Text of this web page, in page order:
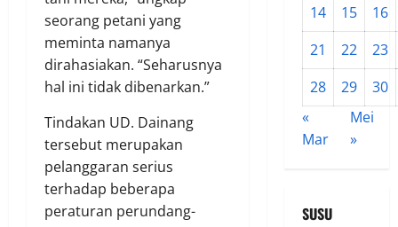
seorang petani yang
meminta namanya
dirahasiakan. “Seharusnya
hal ini tidak dibenarkan.”
Tindakan UD. Dainang
tersebut merupakan
pelanggaran serius
terhadap beberapa
peraturan perundang-
14
15
16
21
22
23
28
29
30
«
Mar
Mei
»
SUSU